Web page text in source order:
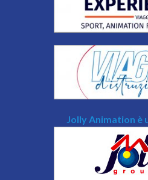
Jolly Animation è